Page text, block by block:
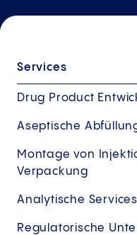
Services
Drug Product
Aseptische
Montage von
Verpackung
Analytische Services
Regulatorische